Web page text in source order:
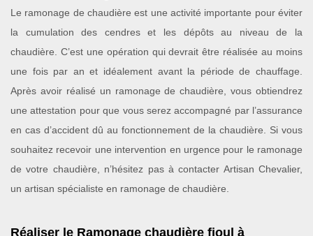
Le ramonage de chaudière est une activité importante pour éviter
la cumulation des cendres et les dépôts au niveau de la
chaudière. C’est une opération qui devrait être réalisée au moins
une fois par an et idéalement avant la période de chauffage.
Après avoir réalisé un ramonage de chaudière, vous obtiendrez
une attestation pour que vous serez accompagné par l’assurance
en cas d’accident dû au fonctionnement de la chaudière. Si vous
souhaitez recevoir une intervention en urgence pour le ramonage
de votre chaudière, n’hésitez pas à contacter Artisan Chevalier,
un artisan spécialiste en ramonage de chaudière.
Réaliser le Ramonage chaudière fioul à